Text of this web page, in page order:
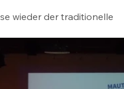
wieder der traditionelle